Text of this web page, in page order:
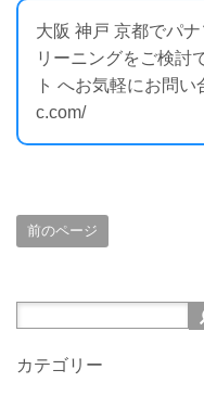
大阪 神戸 京都でパ
リーニングをご検討
ト へお気軽にお問
c.com/
前のページ
カテゴリー